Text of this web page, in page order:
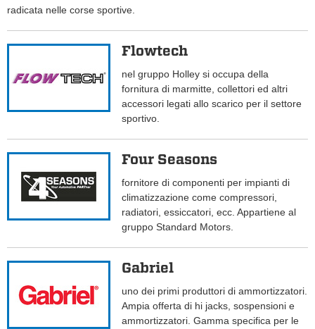
radicata nelle corse sportive.
Flowtech
nel gruppo Holley si occupa della
fornitura di marmitte, collettori ed altri
accessori legati allo scarico per il settore
sportivo.
Four Seasons
fornitore di componenti per impianti di
climatizzazione come compressori,
radiatori, essiccatori, ecc. Appartiene al
gruppo Standard Motors.
Gabriel
uno dei primi produttori di ammortizzatori.
Ampia offerta di hi jacks, sospensioni e
ammortizzatori. Gamma specifica per le